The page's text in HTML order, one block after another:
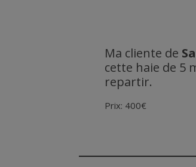
Ma cliente de
cette haie de 5
repartir.
Prix: 400€